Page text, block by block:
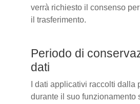
verrà richiesto il consenso
il trasferimento.
Periodo di
dati
I dati applicativi raccolti dalla
durante il suo funzionamento